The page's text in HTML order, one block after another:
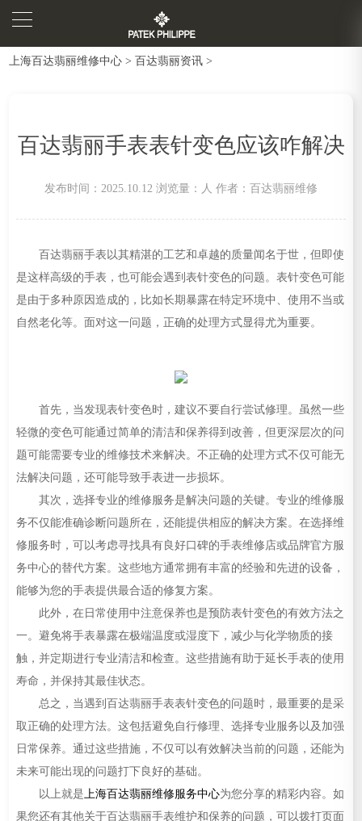
上海百达翡丽维修中心 >百达翡丽资讯 >
百达翡丽手表表针变色应该咋解决
发布时间：2025.10.12 浏览量： 人 作者：百达翡丽维修
百达翡丽手表以其精湛的工艺和卓越的质量闻名于世，但即使
是这样高级的手表，也可能会遇到表针变色的问题。表针变色可能
是由于多种原因造成的，比如长期暴露在特定环境中、使用不当或
自然老化等。面对这一问题，正确的处理方式显得尤为重要。
首先，当发现表针变色时，建议不要自行尝试修理。虽然一些
轻微的变色可能通过简单的清洁和保养得到改善，但更深层次的问
题可能需要专业的维修技术来解决。不正确的处理方式不仅可能无
法解决问题，还可能导致手表进一步损坏。
其次，选择专业的维修服务是解决问题的关键。专业的维修服
务不仅能准确诊断问题所在，还能提供相应的解决方案。在选择维
修服务时，可以考虑寻找具有良好口碑的手表维修店或品牌官方服
务中心的替代方案。这些地方通常拥有丰富的经验和先进的设备，
能够为您的手表提供最合适的修复方案。
此外，在日常使用中注意保养也是预防表针变色的有效方法之
一。避免将手表暴露在极端温度或湿度下，减少与化学物质的接
触，并定期进行专业清洁和检查。这些措施有助于延长手表的使用
寿命，并保持其最佳状态。
总之，当遇到百达翡丽手表表针变色的问题时，最重要的是采
取正确的处理方法。这包括避免自行修理、选择专业服务以及加强
日常保养。通过这些措施，不仅可以有效解决当前的问题，还能为
未来可能出现的问题打下良好的基础。
以上就是上海百达翡丽维修服务中心为您分享的精彩内容。如
果您还有其他关于百达翡丽手表维护和保养的问题，可以拨打页面